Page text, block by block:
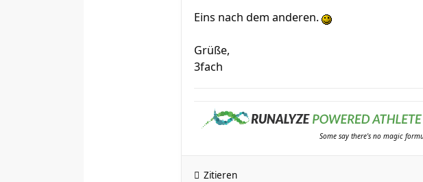
Eins nach dem anderen.
Grüße,
3fach
Some say there's no magic
Zitieren